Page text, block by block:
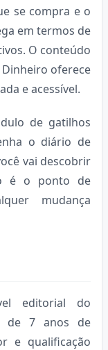
se compra e o
em termos de
O conteúdo
oferece
e acessível.
de gatilhos
o diário de
vai descobrir
é o ponto de
mudança
editorial do
de 7 anos de
e qualificação